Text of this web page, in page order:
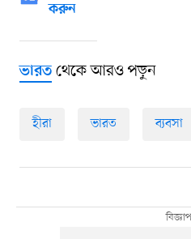
করুন
ভারতথেকে আরও পড়ুন
হীরা ভারত ব্যবসা